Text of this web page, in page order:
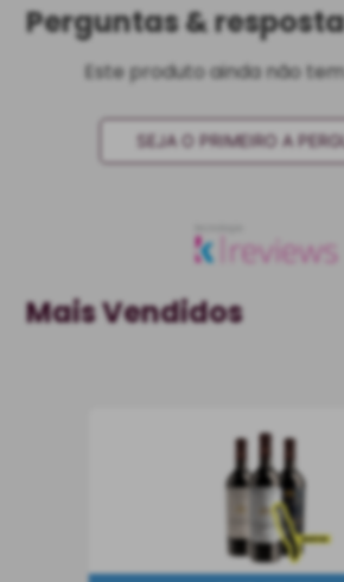
Perguntas &
Este produto ainda não
SEJA O PRIMEIRO A
Mais Vendidos